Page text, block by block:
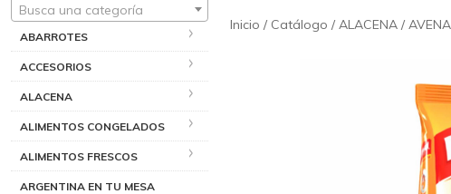
Busca una categoría
ABARROTES
ACCESORIOS
ALACENA
ALIMENTOS CONGELADOS
ALIMENTOS FRESCOS
ARGENTINA EN TU MESA
Inicio / Catálogo /ALACENA /